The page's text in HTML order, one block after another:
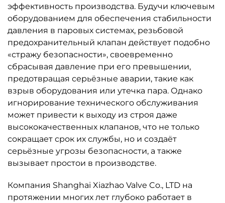
эффективность производства. Будучи ключевым
оборудованием для обеспечения стабильности
давления в паровых системах, резьбовой
предохранительный клапан действует подобно
«стражу безопасности», своевременно
сбрасывая давление при его превышении,
предотвращая серьёзные аварии, такие как
взрыв оборудования или утечка пара. Однако
игнорирование технического обслуживания
может привести к выходу из строя даже
высококачественных клапанов, что не только
сокращает срок их службы, но и создаёт
серьёзные угрозы безопасности, а также
вызывает простои в производстве.
Компания Shanghai Xiazhao Valve Co., LTD на
протяжении многих лет глубоко работает в